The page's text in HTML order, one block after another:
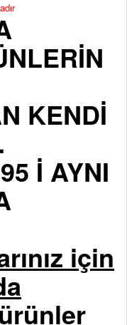
KENDİ
İ AYNI
için